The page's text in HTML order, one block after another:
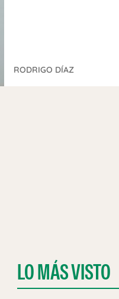
RODRIGO DÍAZ
LO MÁS VISTO